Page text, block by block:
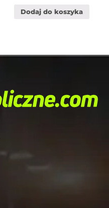
Dodaj do koszyka